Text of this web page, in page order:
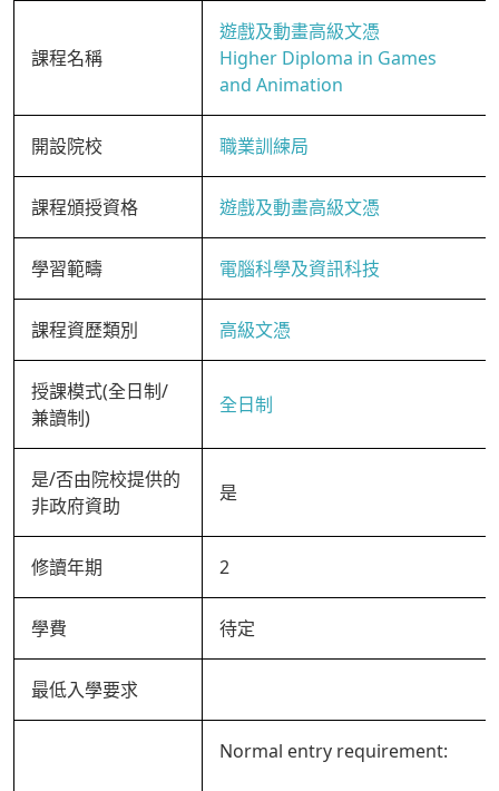
課程名稱
遊戲及動畫高級文憑
Higher Diploma in Games
and Animation
開設院校 職業訓練局
課程頒授資格 遊戲及動畫高級文憑
學習範疇 電腦科學及資訊科技
課程資歷類別 高級文憑
授課模式(全日制/
兼讀制)
全日制
是/否由院校提供的
非政府資助
是
修讀年期 2
學費 待定
最低入學要求
Normal entry requirement: